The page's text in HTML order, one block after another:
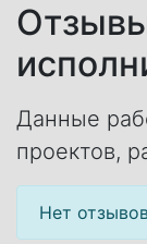
Данные
проектов,
Нет